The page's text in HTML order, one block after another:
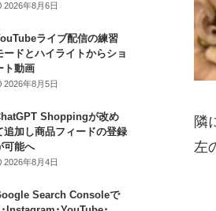
隣
左
2026年8月6日
ライブ配信の練習
ードとハイライトからショ
ト動画
2026年8月5日
Shoppingが改め
追加し商品フィードの登録
可能へ
2026年8月4日
Search Consoleで